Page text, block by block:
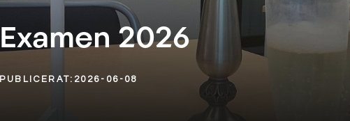
Examen 2026
PUBLICERAT: 2026-06-08